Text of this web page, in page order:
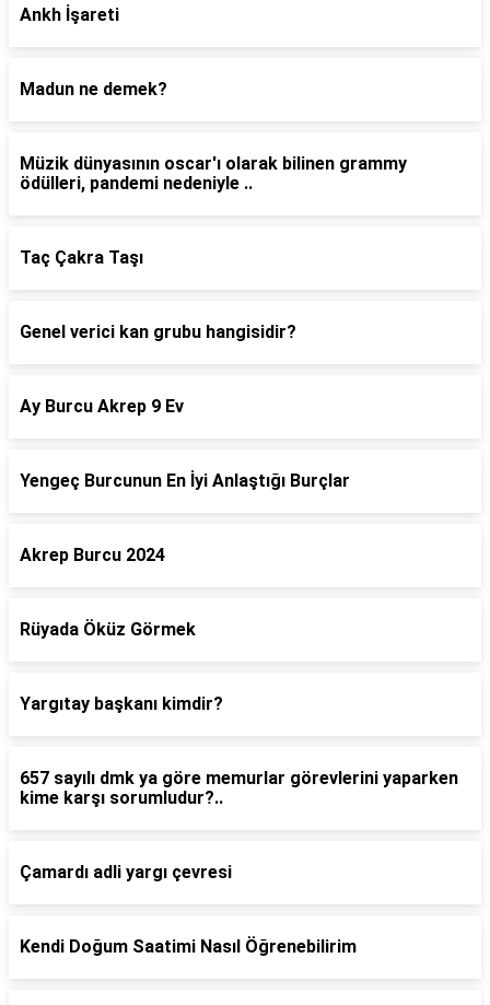
Ankh İşareti
Madun ne demek?
Müzik dünyasının oscar'ı olarak bilinen grammy
ödülleri, pandemi nedeniyle ..
Taç Çakra Taşı
Genel verici kan grubu hangisidir?
Ay Burcu Akrep 9 Ev
Yengeç Burcunun En İyi Anlaştığı Burçlar
Akrep Burcu 2024
Rüyada Öküz Görmek
Yargıtay başkanı kimdir?
657 sayılı dmk ya göre memurlar görevlerini yaparken
kime karşı sorumludur?..
Çamardı adli yargı çevresi
Kendi Doğum Saatimi Nasıl Öğrenebilirim